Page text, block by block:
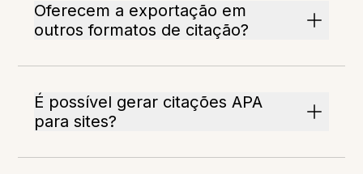
Oferecem a exportação em
outros formatos de citação?
É possível gerar citações APA
para sites?